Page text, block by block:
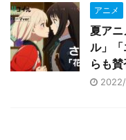
アニメ
夏アニ
ル」「
らも賛